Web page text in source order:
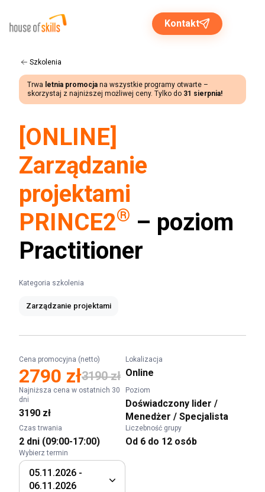
Kontakt
Rozwiązania dla biznesu
Programy otwarte
O nas
Strefa wiedzy
Szkolenia
Trwa letnia promocja na wszystkie programy otwarte –
skorzystaj z najniższej możliwej ceny. Tylko do 31 sierpnia!
[ONLINE]
Zarządzanie
projektami
PRINCE2® – poziom
Practitioner
Kategoria szkolenia
Zarządzanie projektami
Cena promocyjna (netto)
2790 zł3190 zł
Lokalizacja
Online
Najniższa cena w ostatnich 30
dni
3190 zł
Poziom
Doświadczony lider /
Menedżer / Specjalista
Czas trwania
2 dni (09:00-17:00)
Liczebność grupy
Od 6 do 12 osób
Wybierz termin
05.11.2026 -
06.11.2026